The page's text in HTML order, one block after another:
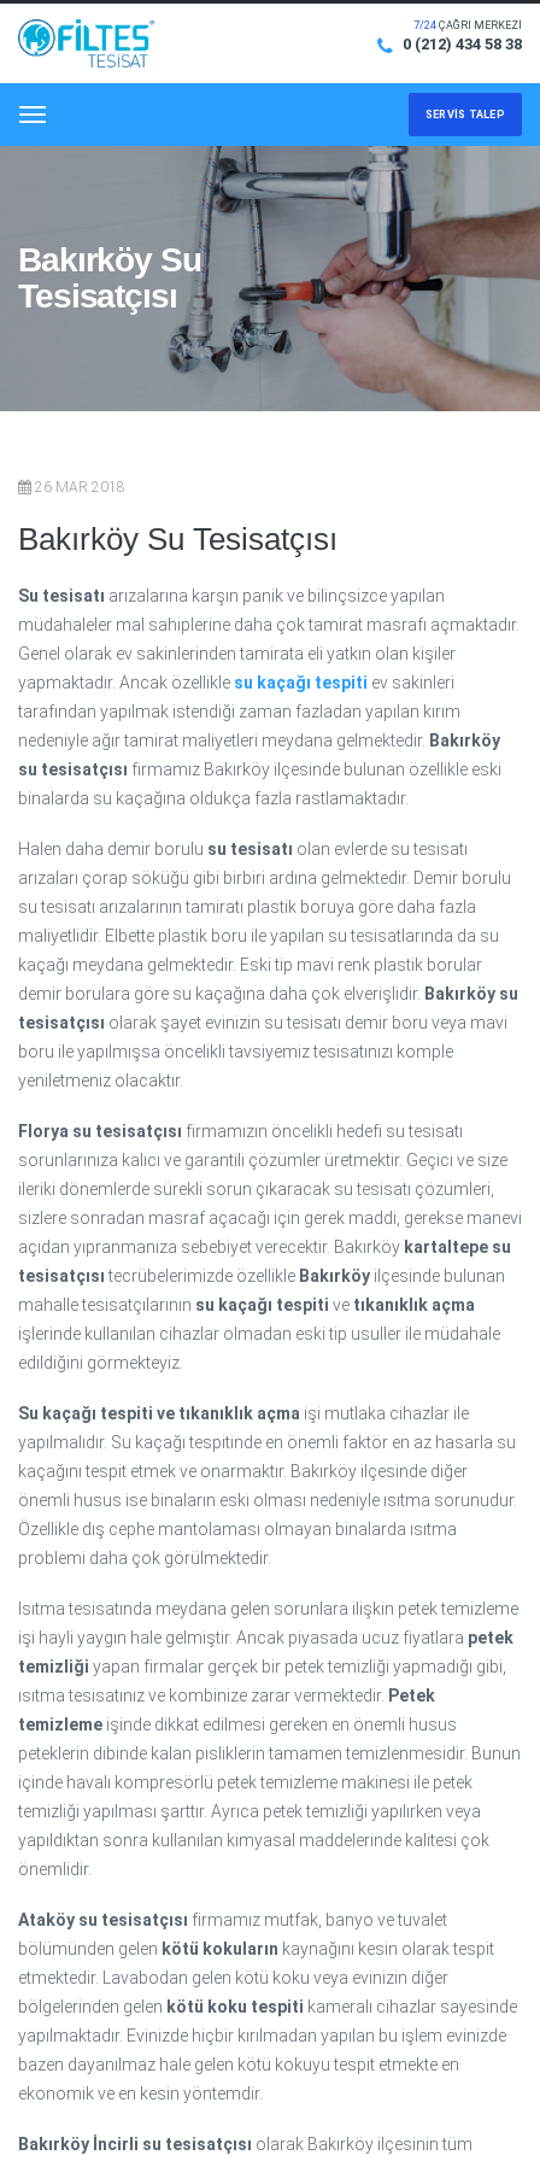
7/24 ÇAĞRI MERKEZİ
0 (212) 434 58 38
Menu SERVIS TALEP
Bakırköy Su
Tesisatçısı
26 MAR 2018
Bakırköy Su Tesisatçısı
Su tesisatı arızalarına karşın panik ve bilinçsizce yapılan
müdahaleler mal sahiplerine daha çok tamirat masrafı açmaktadır.
Genel olarak ev sakinlerinden tamirata eli yatkın olan kişiler
yapmaktadır. Ancak özellikle su kaçağı tespiti ev sakinleri
tarafından yapılmak istendiği zaman fazladan yapılan kırım
nedeniyle ağır tamirat maliyetleri meydana gelmektedir. Bakırköy
su tesisatçısı firmamız Bakırköy ilçesinde bulunan özellikle eski
binalarda su kaçağına oldukça fazla rastlamaktadır.
Halen daha demir borulu su tesisatı olan evlerde su tesisatı
arızaları çorap söküğü gibi birbiri ardına gelmektedir. Demir borulu
su tesisatı arızalarının tamiratı plastik boruya göre daha fazla
maliyetlidir. Elbette plastik boru ile yapılan su tesisatlarında da su
kaçağı meydana gelmektedir. Eski tip mavi renk plastik borular
demir borulara göre su kaçağına daha çok elverişlidir. Bakırköy su
tesisatçısı olarak şayet evinizin su tesisatı demir boru veya mavi
boru ile yapılmışsa öncelikli tavsiyemiz tesisatınızı komple
yeniletmeniz olacaktır.
Florya su tesisatçısı firmamızın öncelikli hedefi su tesisatı
sorunlarınıza kalıcı ve garantili çözümler üretmektir. Geçici ve size
ileriki dönemlerde sürekli sorun çıkaracak su tesisatı çözümleri,
sizlere sonradan masraf açacağı için gerek maddi, gerekse manevi
açıdan yıpranmanıza sebebiyet verecektir. Bakırköy kartaltepe su
tesisatçısıtecrübelerimizde özellikle Bakırköy ilçesinde bulunan
mahalle tesisatçılarının su kaçağı tespiti ve tıkanıklık açma
işlerinde kullanılan cihazlar olmadan eski tip usuller ile müdahale
edildiğini görmekteyiz.
Su kaçağı tespiti ve tıkanıklık açma işi mutlaka cihazlar ile
yapılmalıdır. Su kaçağı tespitinde en önemli faktör en az hasarla su
kaçağını tespit etmek ve onarmaktır. Bakırköy ilçesinde diğer
önemli husus ise binaların eski olması nedeniyle ısıtma sorunudur.
Özellikle dış cephe mantolaması olmayan binalarda ısıtma
problemi daha çok görülmektedir.
Isıtma tesisatında meydana gelen sorunlara ilişkin petek temizleme
işi hayli yaygın hale gelmiştir. Ancak piyasada ucuz fiyatlara petek
temizliği yapan firmalar gerçek bir petek temizliği yapmadığı gibi,
ısıtma tesisatınız ve kombinize zarar vermektedir. Petek
temizleme işinde dikkat edilmesi gereken en önemli husus
peteklerin dibinde kalan pisliklerin tamamen temizlenmesidir. Bunun
içinde havalı kompresörlü petek temizleme makinesi ile petek
temizliği yapılması şarttır. Ayrıca petek temizliği yapılırken veya
yapıldıktan sonra kullanılan kimyasal maddelerinde kalitesi çok
önemlidir.
Ataköy su tesisatçısı firmamız mutfak, banyo ve tuvalet
bölümünden gelen kötü kokuların kaynağını kesin olarak tespit
etmektedir. Lavabodan gelen kötü koku veya evinizin diğer
bölgelerinden gelen kötü koku tespiti kameralı cihazlar sayesinde
yapılmaktadır. Evinizde hiçbir kırılmadan yapılan bu işlem evinizde
bazen dayanılmaz hale gelen kötü kokuyu tespit etmekte en
ekonomik ve en kesin yöntemdir.
Bakırköy İncirli su tesisatçısı olarak Bakırköy ilçesinin tüm